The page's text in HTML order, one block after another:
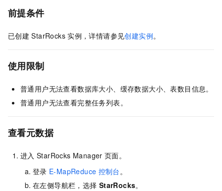
前提条件
已创建 StarRocks 实例，详情请参见创建实例。
使用限制
普通用户无法查看数据库大小、缓存数据大小、表数目信息。
普通用户无法查看完整任务列表。
查看元数据
进入 StarRocks Manager 页面。
登录 E-MapReduce 控制台。
在左侧导航栏，选择 StarRocks。